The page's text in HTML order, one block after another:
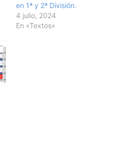
en 1ª y 2ª División.
4 julio, 2024
En «Textos»